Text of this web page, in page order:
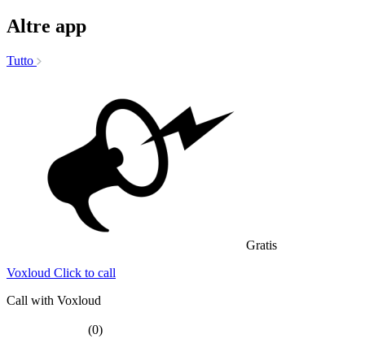
Altre app
Tutto
Gratis
Voxloud Click to call
Call with Voxloud
(0)